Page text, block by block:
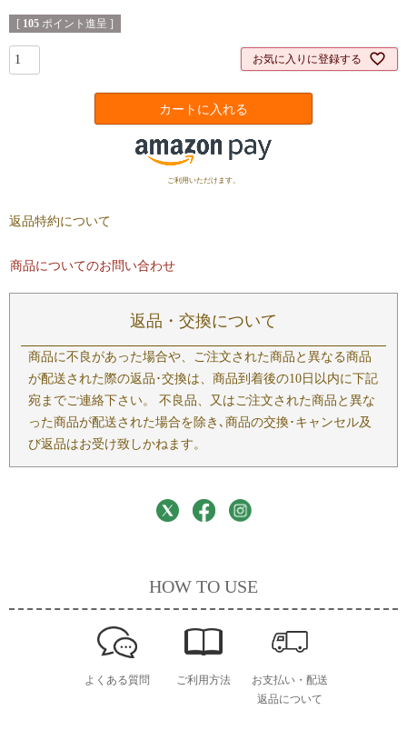
[ 105 ポイント進呈 ]
お気に入りに登録する
カートに入れる
ご利用いただけます。
返品特約について
商品についてのお問い合わせ
返品・交換について
商品に不良があった場合や、ご注文された商品と異なる商品
が配送された際の返品･交換は、商品到着後の10日以内に下記
宛までご連絡下さい。 不良品、又はご注文された商品と異な
った商品が配送された場合を除き､商品の交換･キャンセル及
び返品はお受け致しかねます。
HOW TO USE
よくある質問 ご利用方法
お支払い・配送
返品について